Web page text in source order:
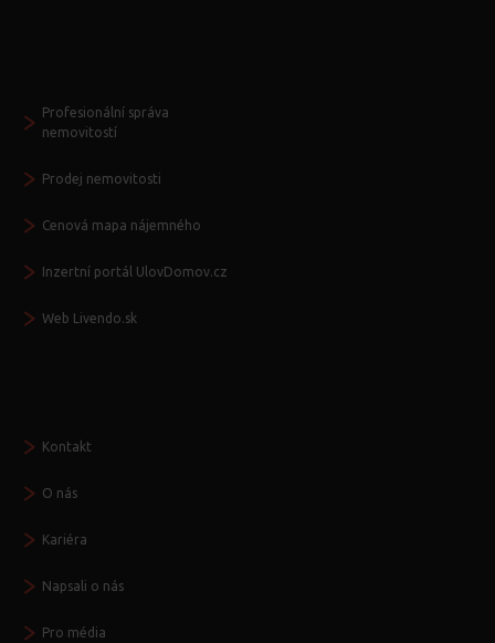
Profesionální správa
nemovitostí
Prodej nemovitosti
Cenová mapa nájemného
Inzertní portál UlovDomov.cz
Web Livendo.sk
Kontakt
O nás
Kariéra
Napsali o nás
Pro média